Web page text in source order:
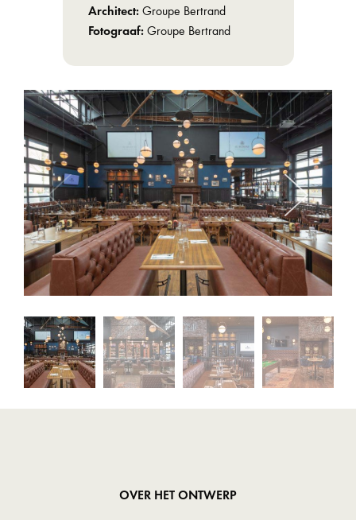
Architect: Groupe Bertrand
Fotograaf: Groupe Bertrand
OVER HET ONTWERP